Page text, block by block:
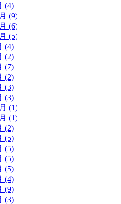
(4)
(9)
(6)
(5)
(4)
(2)
(7)
(2)
(3)
(3)
(1)
(1)
(2)
(5)
(5)
(5)
(5)
(4)
(9)
(3)